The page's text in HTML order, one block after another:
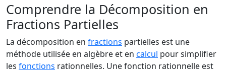
Comprendre la Décomposition en
Fractions Partielles
La décomposition en fractions partielles est une
méthode utilisée en algèbre et en calcul pour simplifier
les fonctions rationnelles. Une fonction rationnelle est